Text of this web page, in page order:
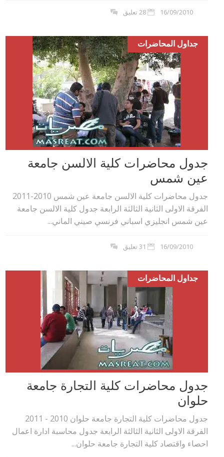
16/09/2010 28 تعليق
جداول المحاضرات
جدول محاضرات كلية الالسن جامعة
عين شمس
جدول محاضرات كلية الالسن جامعة عين شمس 2010-2011
الفرقة الاولى الثانية الثالثة الرابعة جدول كلية الالسن جامعة
عين شمس انجليزي اسباني فرنسي صيني الماني...
16/09/2010 31 تعليق
جداول المحاضرات
جدول محاضرات كلية التجارة جامعة
حلوان
جدول محاضرات كلية التجارة جامعة حلوان 2010 - 2011
الفرقة الاولى الثانية الثالثة الرابعة جدول محاسبة ادارة اعمال
احصاء واقتصاد كلية التجارة جامعة حلوان...